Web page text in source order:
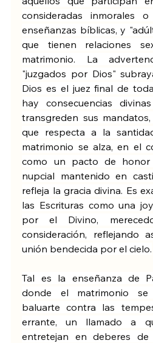
consideradas inmorales
enseñanzas bíblicas, y
que tienen relaciones
matrimonio. La
"juzgados por Dios"
Dios es el juez final de
hay consecuencias
transgreden sus
que respecta a la
matrimonio se alza, en el
como un pacto de
nupcial mantenido en
refleja la gracia divina. Es
las Escrituras como una
por el Divino,
consideración, reflejando
unión bendecida por el cielo.
Tal es la enseñanza de
donde el matrimonio
baluarte contra las
errante, un llamado a
entretejan en deberes